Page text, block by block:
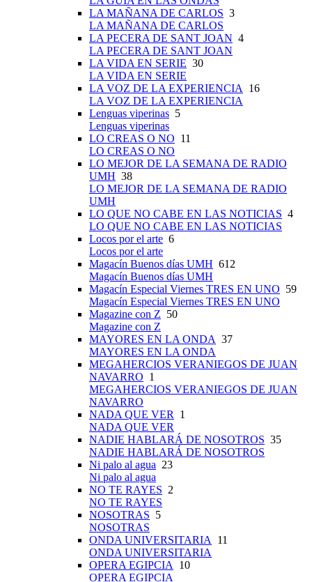
LA MAÑANA DE CARLOS 3
LA MAÑANA DE CARLOS
LA PECERA DE SANT JOAN 4
LA PECERA DE SANT JOAN
LA VIDA EN SERIE 30
LA VIDA EN SERIE
LA VOZ DE LA EXPERIENCIA 16
LA VOZ DE LA EXPERIENCIA
Lenguas viperinas 5
Lenguas viperinas
LO CREAS O NO 11
LO CREAS O NO
LO MEJOR DE LA SEMANA DE RADIO
UMH 38
LO MEJOR DE LA SEMANA DE RADIO
UMH
LO QUE NO CABE EN LAS NOTICIAS 4
LO QUE NO CABE EN LAS NOTICIAS
Locos por el arte 6
Locos por el arte
Magacín Buenos días UMH 612
Magacín Buenos días UMH
Magacín Especial Viernes TRES EN UNO 59
Magacín Especial Viernes TRES EN UNO
Magazine con Z 50
Magazine con Z
MAYORES EN LA ONDA 37
MAYORES EN LA ONDA
MEGAHERCIOS VERANIEGOS DE JUAN
NAVARRO 1
MEGAHERCIOS VERANIEGOS DE JUAN
NAVARRO
NADA QUE VER 1
NADA QUE VER
NADIE HABLARÁ DE NOSOTROS 35
NADIE HABLARÁ DE NOSOTROS
Ni palo al agua 23
Ni palo al agua
NO TE RAYES 2
NO TE RAYES
NOSOTRAS 5
NOSOTRAS
ONDA UNIVERSITARIA 11
ONDA UNIVERSITARIA
OPERA EGIPCIA 10
OPERA EGIPCIA